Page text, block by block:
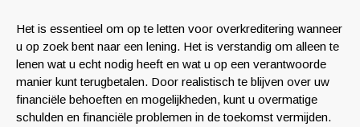
Het is essentieel om op te letten voor overkreditering wanneer
u op zoek bent naar een lening. Het is verstandig om alleen te
lenen wat u echt nodig heeft en wat u op een verantwoorde
manier kunt terugbetalen. Door realistisch te blijven over uw
financiële behoeften en mogelijkheden, kunt u overmatige
schulden en financiële problemen in de toekomst vermijden.